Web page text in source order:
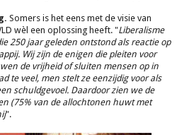
Somers is het eens met de visie van
wèl een oplossing heeft. "Liberalisme
250 jaar geleden ontstond als reactie op
Wij zijn de enigen die pleiten voor
de vrijheid of sluiten mensen op in
te veel, men stelt ze eenzijdig voor als
schuldgevoel. Daardoor zien we de
(75% van de allochtonen huwt met
".